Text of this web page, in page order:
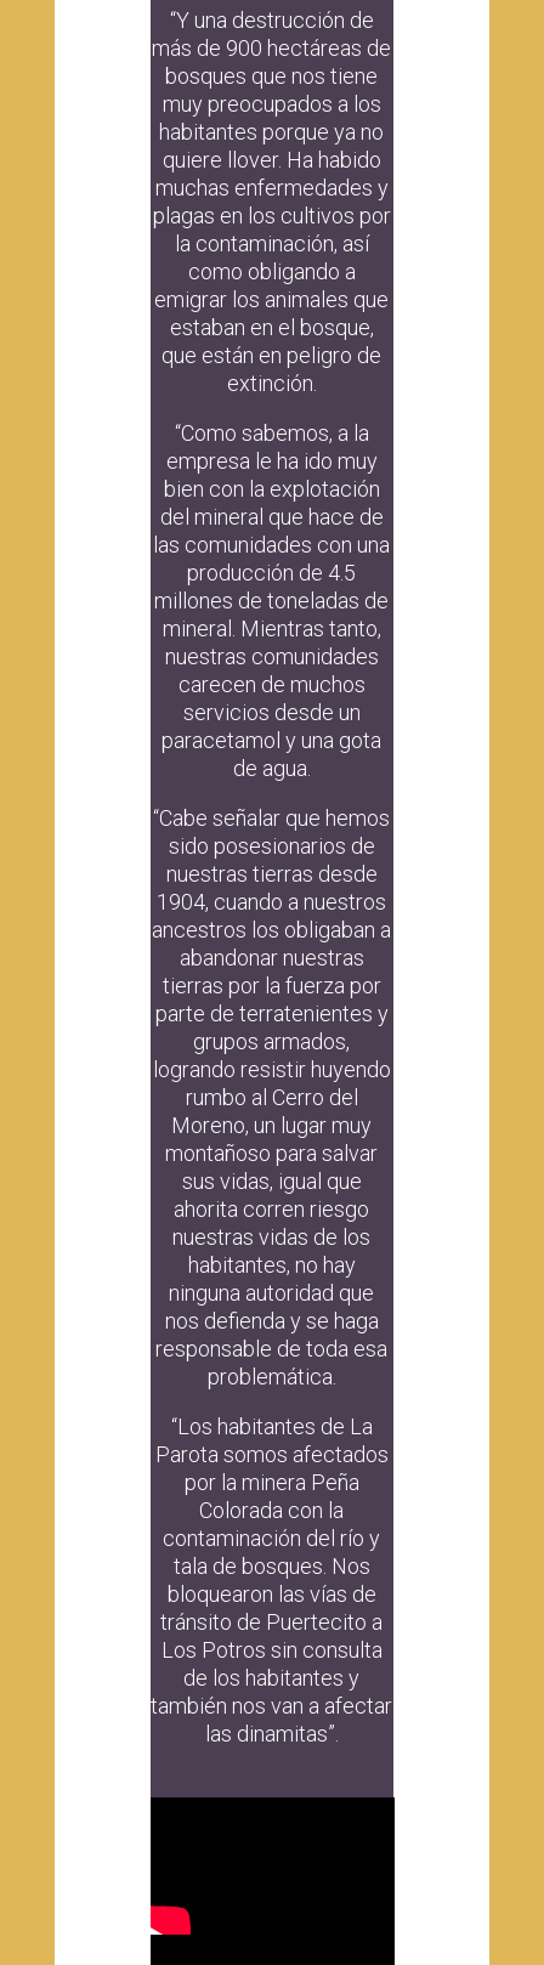
“Y una destrucción de
más de 900 hectáreas de
bosques que nos tiene
muy preocupados a los
habitantes porque ya no
quiere llover. Ha habido
muchas enfermedades y
plagas en los cultivos por
la contaminación, así
como obligando a
emigrar los animales que
estaban en el bosque,
que están en peligro de
extinción.
“Como sabemos, a la
empresa le ha ido muy
bien con la explotación
del mineral que hace de
las comunidades con una
producción de 4.5
millones de toneladas de
mineral. Mientras tanto,
nuestras comunidades
carecen de muchos
servicios desde un
paracetamol y una gota
de agua.
“Cabe señalar que hemos
sido posesionarios de
nuestras tierras desde
1904, cuando a nuestros
ancestros los obligaban a
abandonar nuestras
tierras por la fuerza por
parte de terratenientes y
grupos armados,
logrando resistir huyendo
rumbo al Cerro del
Moreno, un lugar muy
montañoso para salvar
sus vidas, igual que
ahorita corren riesgo
nuestras vidas de los
habitantes, no hay
ninguna autoridad que
nos defienda y se haga
responsable de toda esa
problemática.
“Los habitantes de La
Parota somos afectados
por la minera Peña
Colorada con la
contaminación del río y
tala de bosques. Nos
bloquearon las vías de
tránsito de Puertecito a
Los Potros sin consulta
de los habitantes y
también nos van a afectar
las dinamitas”.